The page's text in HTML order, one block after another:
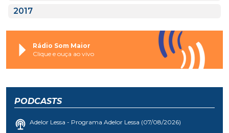
2017
Rádio Som Maior
Clique e ouça ao vivo
PODCASTS
Adelor Lessa - Programa Adelor Lessa (07/08/2026)